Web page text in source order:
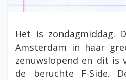
Het is zondagmiddag.
Amsterdam in haar
zenuwslopend en dit is
de beruchte F-Side.